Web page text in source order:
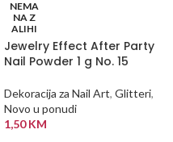
NEMA
NA Z
ALIHI
Jewelry Effect After Party
Nail Powder 1 g No. 15
Dekoracija za Nail Art, Glitteri,
Novo u ponudi
1,50KM